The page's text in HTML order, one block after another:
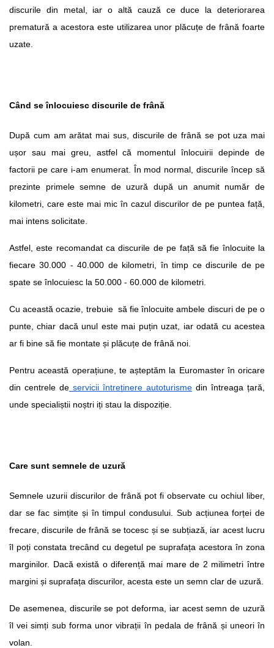
discurile din metal, iar o altă cauză ce duce la deteriorarea
prematură a acestora este utilizarea unor plăcuțe de frână foarte
uzate.
Când se înlocuiesc discurile de frână
După cum am arătat mai sus, discurile de frână se pot uza mai
ușor sau mai greu, astfel că momentul înlocuirii depinde de
factorii pe care i-am enumerat. În mod normal, discurile încep să
prezinte primele semne de uzură după un anumit număr de
kilometri, care este mai mic în cazul discurilor de pe puntea față,
mai intens solicitate.
Astfel, este recomandat ca discurile de pe față să fie înlocuite la
fiecare 30.000 - 40.000 de kilometri, în timp ce discurile de pe
spate se înlocuiesc la 50.000 - 60.000 de kilometri.
Cu această ocazie, trebuie  să fie înlocuite ambele discuri de pe o
punte, chiar dacă unul este mai puțin uzat, iar odată cu acestea
ar fi bine să fie montate și plăcuțe de frână noi.
Pentru această operațiune, te așteptăm la Euromaster în oricare
din centrele de servicii întreținere autoturisme din întreaga țară,
unde specialiștii noștri iți stau la dispoziție.
Care sunt semnele de uzură
Semnele uzurii discurilor de frână pot fi observate cu ochiul liber,
dar se fac simțite și în timpul condusului. Sub acțiunea forței de
frecare, discurile de frână se tocesc și se subțiază, iar acest lucru
îl poți constata trecând cu degetul pe suprafața acestora în zona
marginilor. Dacă există o diferență mai mare de 2 milimetri între
margini și suprafața discurilor, acesta este un semn clar de uzură.
De asemenea, discurile se pot deforma, iar acest semn de uzură
îl vei simți sub forma unor vibrații în pedala de frână și uneori în
volan.